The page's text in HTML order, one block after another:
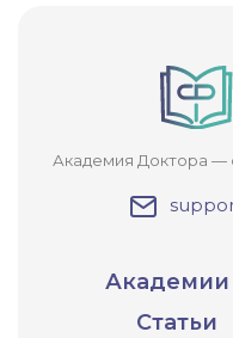
Академия Доктора —
Академии
Статьи